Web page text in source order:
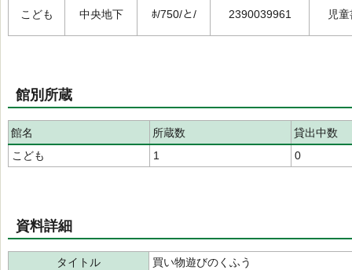
こども 中央地下 ﾎ/750/と/ 2390039961 児
館別所蔵
館名 所蔵数
貸出中数
こども
1 0
資料詳細
タイトル
買い物遊びのくふう